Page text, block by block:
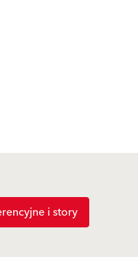
i story